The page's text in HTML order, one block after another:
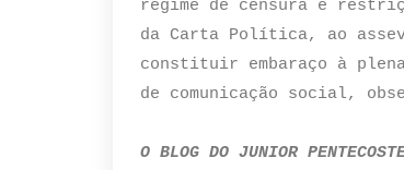
regime de censura e
da Carta Política, ao
constituir embaraço à
de comunicação social,
O BLOG DO JUNIOR